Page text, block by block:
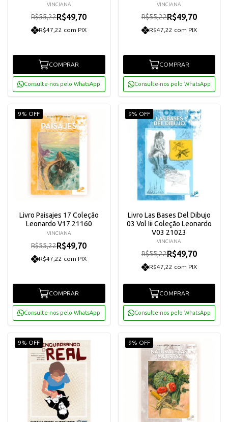
VINCIANA
R$55,22R$49,70
R$47,22 com PIX
COMPRAR
Consulte-nos pelo WhatsApp
VINCIANA
R$55,22R$49,70
R$47,22 com PIX
COMPRAR
Consulte-nos pelo WhatsApp
9% OFF
Livro Paisajes 17 Coleção
Leonardo V17 21160
VINCIANA
R$55,22R$49,70
R$47,22 com PIX
COMPRAR
Consulte-nos pelo WhatsApp
9% OFF
Livro Las Bases Del Dibujo
03 Vol Iii Coleção Leonardo
V03 21023
VINCIANA
R$55,22R$49,70
R$47,22 com PIX
COMPRAR
Consulte-nos pelo WhatsApp
9% OFF 9% OFF